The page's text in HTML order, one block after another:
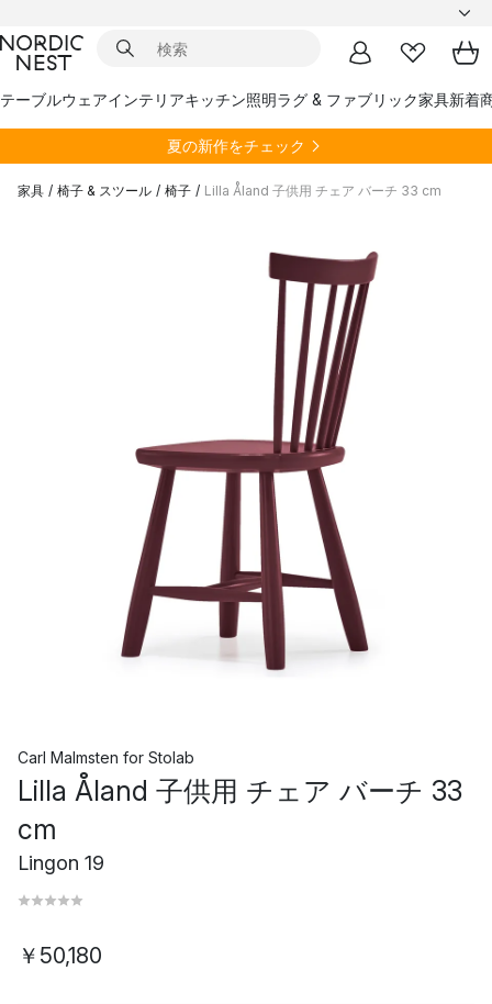
テーブルウェアインテリアキッチン照明ラグ & ファブリック家具新着
夏の新作をチェック
家具 / 椅子 & スツール / 椅子 / Lilla Åland 子供用 チェア バーチ 33 cm
Carl Malmsten for Stolab
Lilla Åland 子供用 チェア バーチ 33
cm
Lingon 19
￥50,180